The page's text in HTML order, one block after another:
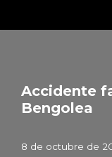
Accidente
Bengolea
8 de octubre de